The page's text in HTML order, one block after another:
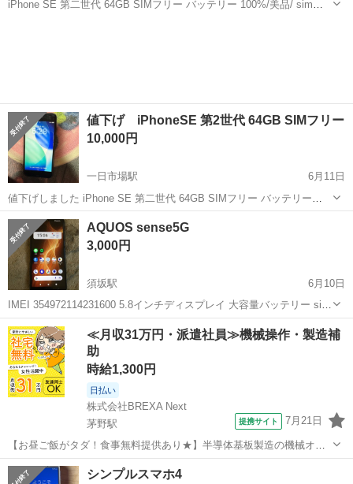
iPhone SE 第二世代 64GB SIMフリー バッテリー 100%/美品/ simロ
値下げ iPhoneSE 第2世代 64GB SIMフリー
10,000円
一日市場駅
6月11日
値下げしました iPhone SE 第二世代 64GB SIMフリー バッテリー
100%/美品/ simロック解除済/動作確認済み 当方は楽天モバイルでサブ
端末使用していました 【機種】 iPhone SE2 im...
長野 安曇野市
AQUOS sense5G
3,000円
須坂駅
6月10日
IMEI 354972114231600 5.8インチディスプレイ 大容量バッテリー sim
フリー Androidvr13 動作品です ブラック 中古ですので現状でお願いし
ます よろしくお願い致します
長野 須坂市 須坂駅 その他
≪月収31万円・派遣社員≫機械操作・製造補
助
時給1,300円
日払い
株式会社BREXA Next
茅野駅
提携サイト 7月21日
【お昼ご飯がタダ！食事無料提供あり★】半導体基板製造の機械オペ
レーターや検査作業！未経験活躍中★カップル＆友達同士の応募OK！
赴任旅費会社負担★嬉しい無料送迎◎正社員登用制度あり！マイカー
長野 茅野市 茅野駅
シンプルスマホ4